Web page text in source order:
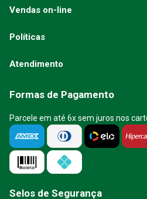
Vendas on-line
Políticas
Atendimento
Formas de Pagamento
Parcele em até 6x sem juros nos
Selos de Segurança